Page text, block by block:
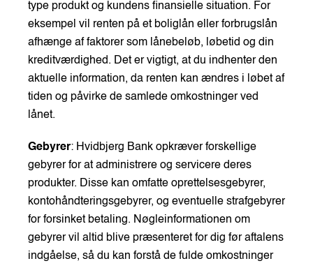
type produkt og kundens finansielle situation. For
eksempel vil renten på et boliglån eller forbrugslån
afhænge af faktorer som lånebeløb, løbetid og din
kreditværdighed. Det er vigtigt, at du indhenter den
aktuelle information, da renten kan ændres i løbet af
tiden og påvirke de samlede omkostninger ved
lånet.
Gebyrer: Hvidbjerg Bank opkræver forskellige
gebyrer for at administrere og servicere deres
produkter. Disse kan omfatte oprettelsesgebyrer,
kontohåndteringsgebyrer, og eventuelle strafgebyrer
for forsinket betaling. Nøgleinformationen om
gebyrer vil altid blive præsenteret for dig før aftalens
indgåelse, så du kan forstå de fulde omkostninger